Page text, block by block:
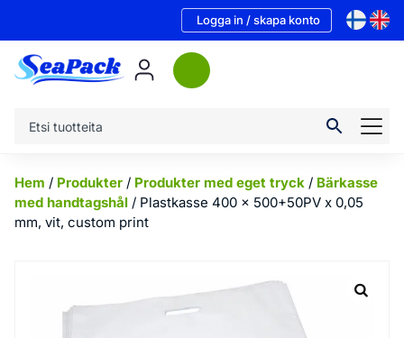
Logga in / skapa konto
Hem / Produkter / Produkter med eget tryck / Bärkasse
med handtagshål / Plastkasse 400 x 500+50PV x 0,05
mm, vit, custom print